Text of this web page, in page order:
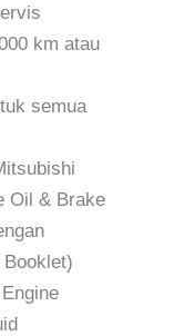
km atau
semua
Oil & Brake